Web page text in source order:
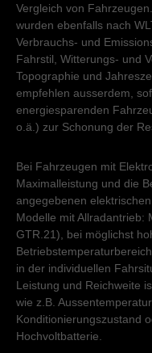
Vergleich von
wurden ebenfalls nach
Verbrauchs- und
Fahrstil, Witterungs- und
Topographie und
empfehlen ausserdem,
energiesparenden
o.ä.) zur Schonung der
Bei Fahrzeugen mit
Maximalleistung und die
angegebenen
Modelle mit Allradantrieb:
GTR.21), bei möglichst
in der individuellen
Leistung und Reichweite
wie z.B.
Konditionierungszustand
Hochvoltbatterie.